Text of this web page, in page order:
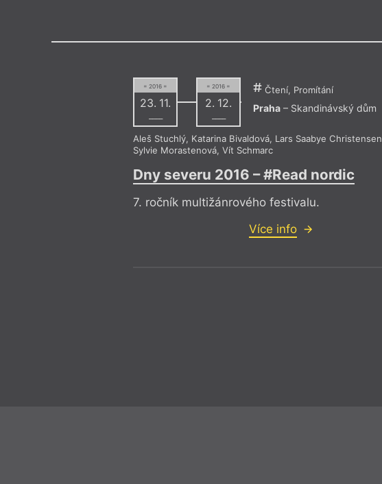
= 2016 =
23. 11.
––––
= 2016 =
2. 12.
––––
Čtení, Promítání
Praha– Skandinávský dům
Aleš Stuchlý, Katarina Bivaldová, Lars Saabye Christensen
Sylvie Morastenová, Vít Schmarc
Dny severu 2016 – #Read nordic
7. ročník multižánrového festivalu.
Více info